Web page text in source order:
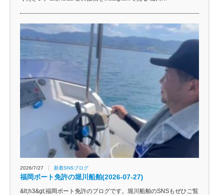
2026/7/27 新着SNSブログ
福岡ボート免許の堀川船舶(2026-07-27)
&lt;h3&gt;福岡ボート免許のブログです。堀川船舶のSNSもぜひご覧